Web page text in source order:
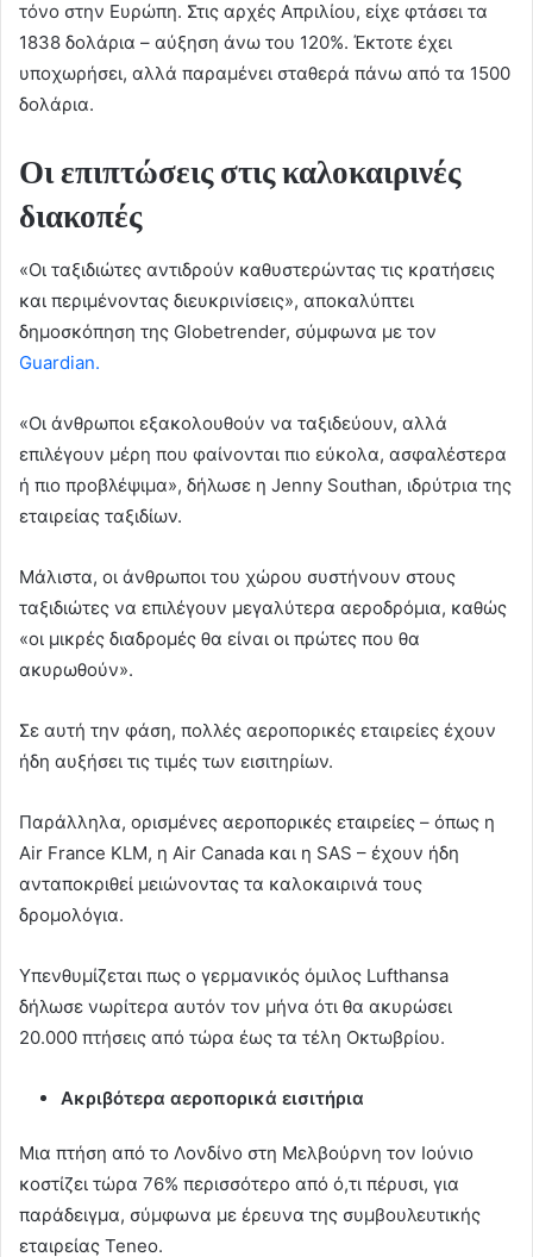
τόνο στην Ευρώπη. Στις αρχές Απριλίου, είχε φτάσει τα
1838 δολάρια – αύξηση άνω του 120%. Έκτοτε έχει
υποχωρήσει, αλλά παραμένει σταθερά πάνω από τα 1500
δολάρια.
Οι επιπτώσεις στις καλοκαιρινές
διακοπές
«Οι ταξιδιώτες αντιδρούν καθυστερώντας τις κρατήσεις
και περιμένοντας διευκρινίσεις», αποκαλύπτει
δημοσκόπηση της Globetrender, σύμφωνα με τον
Guardian.
«Οι άνθρωποι εξακολουθούν να ταξιδεύουν, αλλά
επιλέγουν μέρη που φαίνονται πιο εύκολα, ασφαλέστερα
ή πιο προβλέψιμα», δήλωσε η Jenny Southan, ιδρύτρια της
εταιρείας ταξιδίων.
Μάλιστα, οι άνθρωποι του χώρου συστήνουν στους
ταξιδιώτες να επιλέγουν μεγαλύτερα αεροδρόμια, καθώς
«οι μικρές διαδρομές θα είναι οι πρώτες που θα
ακυρωθούν».
Σε αυτή την φάση, πολλές αεροπορικές εταιρείες έχουν
ήδη αυξήσει τις τιμές των εισιτηρίων.
Παράλληλα, ορισμένες αεροπορικές εταιρείες – όπως η
Air France KLM, η Air Canada και η SAS – έχουν ήδη
ανταποκριθεί μειώνοντας τα καλοκαιρινά τους
δρομολόγια.
Υπενθυμίζεται πως ο γερμανικός όμιλος Lufthansa
δήλωσε νωρίτερα αυτόν τον μήνα ότι θα ακυρώσει
20.000 πτήσεις από τώρα έως τα τέλη Οκτωβρίου.
Ακριβότερα αεροπορικά εισιτήρια
Μια πτήση από το Λονδίνο στη Μελβούρνη τον Ιούνιο
κοστίζει τώρα 76% περισσότερο από ό,τι πέρυσι, για
παράδειγμα, σύμφωνα με έρευνα της συμβουλευτικής
εταιρείας Teneo.